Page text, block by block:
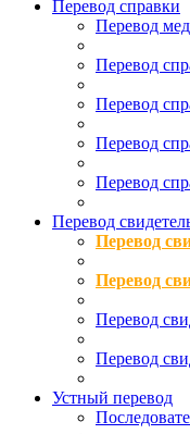
Перевод справки
Перевод
Перевод
Перевод
Перевод
Перевод
Перевод
Перевод
Перевод
Перевод
Перевод
Устный перевод